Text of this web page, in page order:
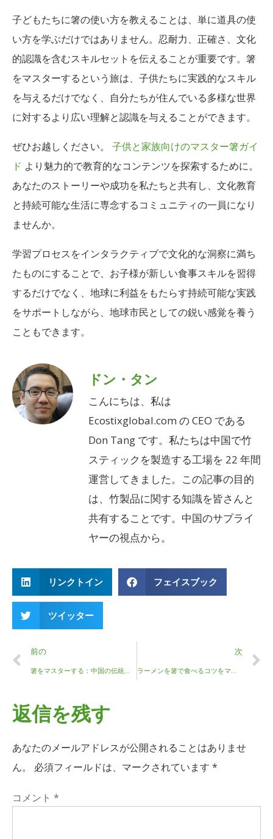
子どもたちに箸の使い方を教えることは、単に道具の使
い方を学ぶだけではありません。忍耐力、正確さ、文化
的認識を含むスキルセットを伝えることが重要です。箸
をマスターするという旅は、子供たちに実践的なスキル
を与えるだけでなく、自分たちが住んでいる多様な世界
に対するより広い理解と認識を与えることができます。
ぜひお越しください。 子供と家族向けのマスター箸ガイ
ド より魅力的で教育的なコンテンツを探索するために。
あなたのストーリーや成功を私たちと共有し、文化教育
と持続可能な生活に専念するコミュニティの一員になり
ませんか。
学習プロセスをインタラクティブで文化的な洞察に満ち
たものにすることで、お子様が新しい食事スキルを習得
するだけでなく、地球に利益をもたらす持続可能な実践
をサポートしながら、地球市民としての鋭い感覚を養う
こともできます。
ドン・タン
こんにちは、私は
Ecostixglobal.com の CEO である
Don Tang です。私たちは中国で竹
スティックを製造する工場を 22 年間
運営してきました。この記事の目的
は、竹製品に関する知識を皆さんと
共有することです。中国のサプライ
ヤーの視点から。
リンクトイン フェイスブック
ツイッター
前の 次
返信を残す
あなたのメールアドレスが公開されることはありませ
ん。
必須フィールドは、マークされています *
コメント *